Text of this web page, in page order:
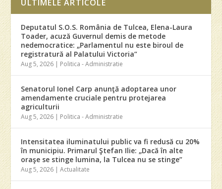
ULTIMELE ARTICOLE
Deputatul S.O.S. România de Tulcea, Elena-Laura
Toader, acuză Guvernul demis de metode
nedemocratice: „Parlamentul nu este biroul de
registratură al Palatului Victoria”
Aug 5, 2026 | Politica - Administratie
Senatorul Ionel Carp anunţă adoptarea unor
amendamente cruciale pentru protejarea
agriculturii
Aug 5, 2026 | Politica - Administratie
Intensitatea iluminatului public va fi redusă cu 20%
în municipiu. Primarul Ştefan Ilie: „Dacă în alte
oraşe se stinge lumina, la Tulcea nu se stinge”
Aug 5, 2026 |Actualitate